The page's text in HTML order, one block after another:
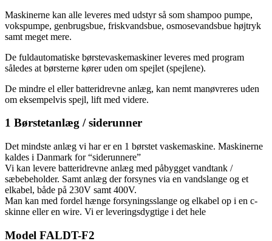
Maskinerne kan alle leveres med udstyr så som shampoo pumpe,
vokspumpe, genbrugsbue, friskvandsbue, osmosevandsbue højtryk
samt meget mere.
De fuldautomatiske børstevaskemaskiner leveres med program
således at børsterne kører uden om spejlet (spejlene).
De mindre el eller batteridrevne anlæg, kan nemt manøvreres uden
om eksempelvis spejl, lift med videre.
1 Børstetanlæg / siderunner
Det mindste anlæg vi har er en 1 børstet vaskemaskine. Maskinerne
kaldes i Danmark for “siderunnere”
Vi kan levere batteridrevne anlæg med påbygget vandtank /
sæbebeholder. Samt anlæg der forsynes via en vandslange og et
elkabel, både på 230V samt 400V.
Man kan med fordel hænge forsyningsslange og elkabel op i en c-
skinne eller en wire. Vi er leveringsdygtige i det hele
Model FALDT-F2